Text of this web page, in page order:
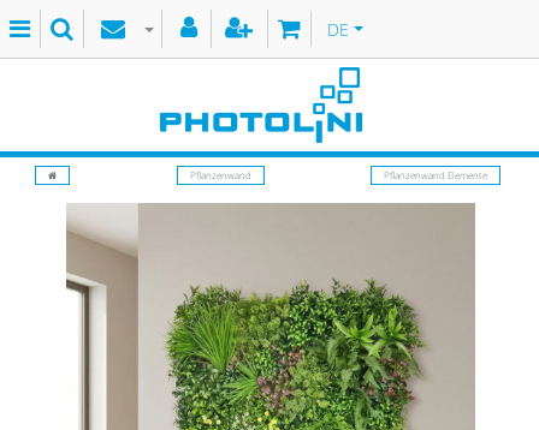
DE
Pflanzenwand Pflanzenwand Elemente